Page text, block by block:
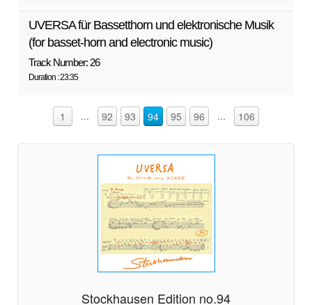
UVERSA für Bassetthorn und elektronische Musik
(for basset-horn and electronic music)
Track Number: 26
Duration : 23:35
1 ... 92 93 94 95 96 ... 106
Stockhausen Edition no.94